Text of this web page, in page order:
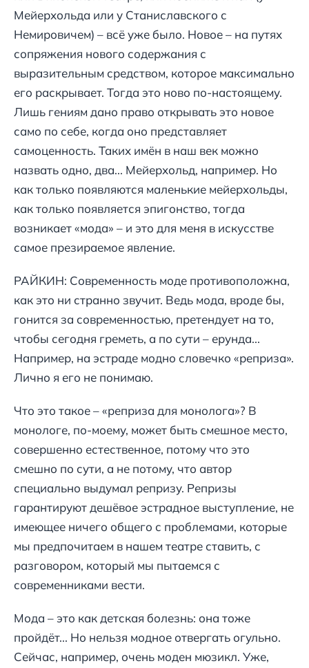
Мейерхольда или у Станиславского с
Немировичем) – всё уже было. Новое – на путях
сопряжения нового содержания с
выразительным средством, которое максимально
его раскрывает. Тогда это ново по-настоящему.
Лишь гениям дано право открывать это новое
само по себе, когда оно представляет
самоценность. Таких имён в наш век можно
назвать одно, два... Мейерхольд, например. Но
как только появляются маленькие мейерхольды,
как только появляется эпигонство, тогда
возникает «мода» – и это для меня в искусстве
самое презираемое явление.
РАЙКИН: Современность моде противоположна,
как это ни странно звучит. Ведь мода, вроде бы,
гонится за современностью, претендует на то,
чтобы сегодня греметь, а по сути – ерунда...
Например, на эстраде модно словечко «реприза».
Лично я его не понимаю.
Что это такое – «реприза для монолога»? В
монологе, по-моему, может быть смешное место,
совершенно естественное, потому что это
смешно по сути, а не потому, что автор
специально выдумал репризу. Репризы
гарантируют дешёвое эстрадное выступление, не
имеющее ничего общего с проблемами, которые
мы предпочитаем в нашем театре ставить, с
разговором, который мы пытаемся с
современниками вести.
Мода – это как детская болезнь: она тоже
пройдёт... Но нельзя модное отвергать огульно.
Сейчас, например, очень моден мюзикл. Уже,